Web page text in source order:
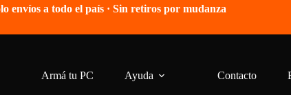
envíos a todo el país · Sin retiros por mudanza
Armá tu PC Ayuda Contacto